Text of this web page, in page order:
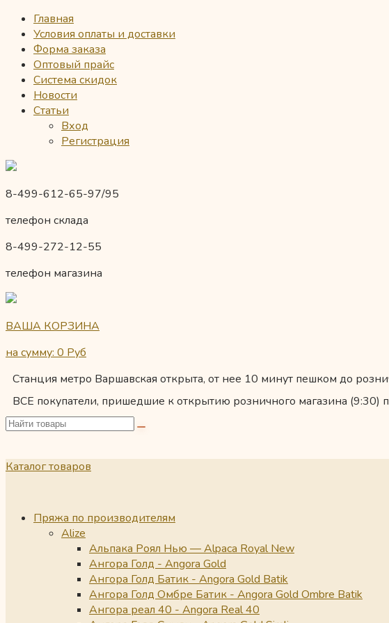
Главная
Условия оплаты и доставки
Форма заказа
Оптовый прайс
Система скидок
Новости
Статьи
Вход
Регистрация
8-499-612-65-97/95
телефон склада
8-499-272-12-55
телефон магазина
ВАША КОРЗИНА
на сумму: 0 Руб
Станция метро Варшавская открыта, от нее 10 минут пешком до
ВСЕ покупатели, пришедшие к открытию розничного магазина (9:30)
Каталог товаров
Пряжа по производителям
Alize
Альпака Роял Нью — Alpaca Royal New
Ангора Голд - Angora Gold
Ангора Голд Батик - Angora Gold Batik
Ангора Голд Омбре Батик - Angora Gold Ombre Batik
Ангора реал 40 - Angora Real 40